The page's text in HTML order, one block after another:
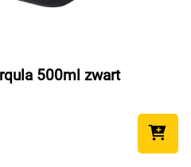
500ml zwart